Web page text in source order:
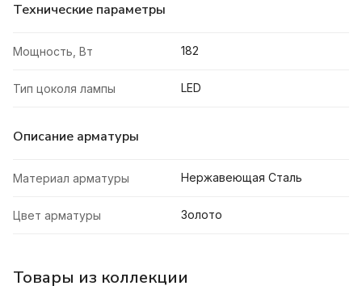
Технические параметры
Мощность, Вт 182
Тип цоколя лампы LED
Описание арматуры
Материал арматуры Нержавеющая Сталь
Цвет арматуры Золото
Товары из коллекции